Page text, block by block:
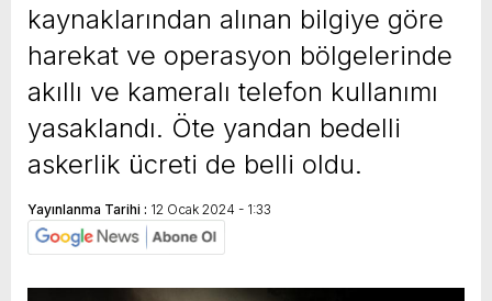
kaynaklarından alınan bilgiye göre
harekat ve operasyon bölgelerinde
akıllı ve kameralı telefon kullanımı
yasaklandı. Öte yandan bedelli
askerlik ücreti de belli oldu.
Yayınlanma Tarihi : 12 Ocak 2024 - 1:33